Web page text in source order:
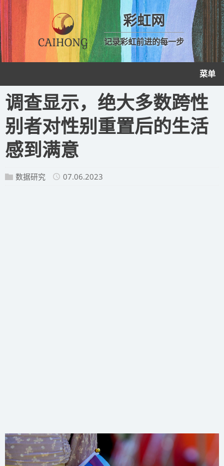
彩虹网
记录彩虹前进的每一步
菜单
调查显示，绝大多数跨性
别者对性别重置后的生活
感到满意
数据研究 07.06.2023